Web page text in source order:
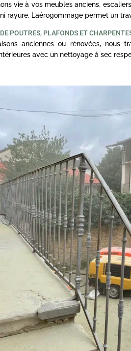
vie à vos meubles anciens,
rayure. L’aérogommage permet un
POUTRES, PLAFONDS ET
anciennes ou rénovées, nous
avec un nettoyage à sec